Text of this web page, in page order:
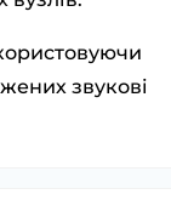
звукові